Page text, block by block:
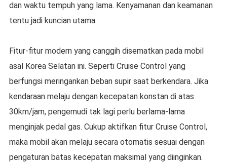
dan waktu tempuh yang lama. Kenyamanan dan keamanan
tentu jadi kuncian utama.
Fitur-fitur modern yang canggih disematkan pada mobil
asal Korea Selatan ini. Seperti Cruise Control yang
berfungsi meringankan beban supir saat berkendara. Jika
kendaraan melaju dengan kecepatan konstan di atas
30km/jam, pengemudi tak lagi perlu berlama-lama
menginjak pedal gas. Cukup aktifkan fitur Cruise Control,
maka mobil akan melaju secara otomatis sesuai dengan
pengaturan batas kecepatan maksimal yang diinginkan.